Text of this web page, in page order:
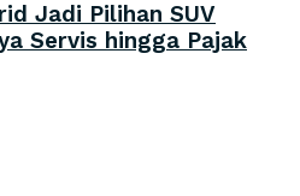
Jadi Pilihan SUV
Servis hingga Pajak